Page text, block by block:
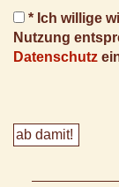
* Ich willige
Nutzung
Datenschutz